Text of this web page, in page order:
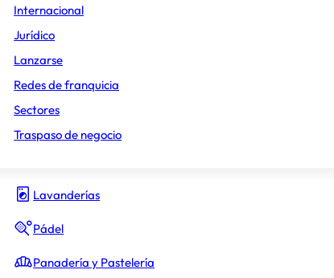
Hamburguesas
Heladerías
Hostelería y Restauración
Lavanderías
Pádel
Panadería y Pastelería
Internacional
Jurídico
Lanzarse
Redes de franquicia
Sectores
Traspaso de negocio